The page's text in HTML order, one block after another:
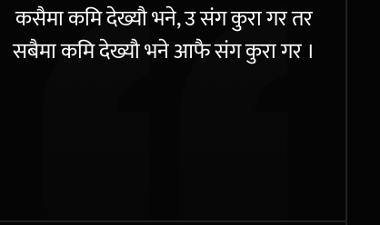
कसैमा कमि देख्यौ भने, उ संग कुरा गर तर
सबैमा कमि देख्यौ भने आफै संग कुरा गर ।